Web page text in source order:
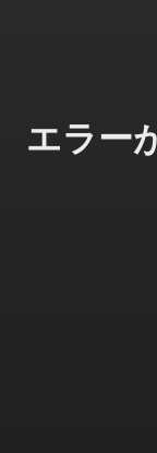
エラー